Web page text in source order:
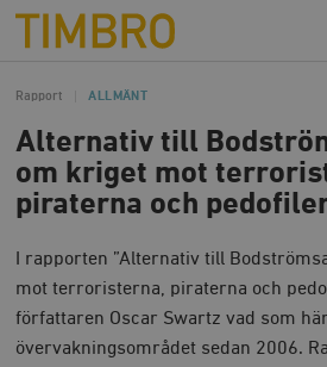
Timbro
Rapport ALLMÄNT
Alternativ till
om kriget mot
piraterna och
I rapporten ”Alternativ till
mot terroristerna, piraterna och
författaren Oscar Swartz vad som
övervakningsområdet sedan 2006.